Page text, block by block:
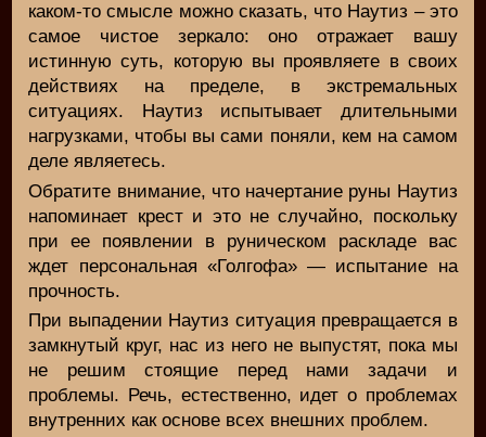
каком-то смысле можно сказать, что Наутиз – это
самое чистое зеркало: оно отражает вашу
истинную суть, которую вы проявляете в своих
действиях на пределе, в экстремальных
ситуациях. Наутиз испытывает длительными
нагрузками, чтобы вы сами поняли, кем на самом
деле являетесь.
Обратите внимание, что начертание руны Наутиз
напоминает крест и это не случайно, поскольку
при ее появлении в руническом раскладе вас
ждет персональная «Голгофа» — испытание на
прочность.
При выпадении Наутиз ситуация превращается в
замкнутый круг, нас из него не выпустят, пока мы
не решим стоящие перед нами задачи и
проблемы. Речь, естественно, идет о проблемах
внутренних как основе всех внешних проблем.